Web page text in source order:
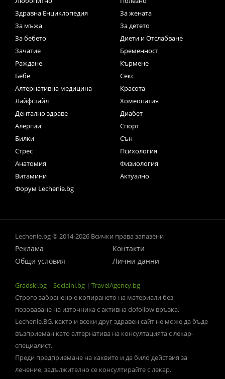
Здравна Енциклопедия
За жената
За мъжа
За детето
За бебето
Диети и Отслабване
Зачатие
Бременност
Раждане
Кърмене
Бебе
Секс
Алтернативна медицина
Красота
Лайфстайл
Хомеопатия
Дентално здраве
Диабет
Алергии
Спорт
Билки
Сън
Стрес
Психология
Анатомия
Физиология
Витамини
Актуално
Форум Lechenie.bg
Lechenie.bg © 2014-2026 Всички права запазени
Реклама
Контакти
Общи условия
Лични данни
Gradski.bg | Socialni.bg | TravelAgency.bg
Строго забранено е копирането на материали без
позоваване на източника с активна dofollow връзка.
Lechenie.BG, както и всеки друг здравен сайт не може да бъде
възприеман като алтернатива на консултацията с лекар-
специалист.
Преди предприемане на каквито и да било действия за
лечение, задължително се консултирайте с лекар.